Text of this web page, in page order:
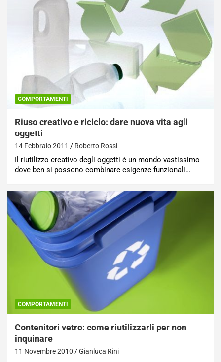
COMPORTAMENTI
Riuso creativo e riciclo: dare nuova vita agli
oggetti
14 Febbraio 2011 Roberto Rossi
Il riutilizzo creativo degli oggetti è un mondo vastissimo
dove ben si possono combinare esigenze funzionali…
COMPORTAMENTI
Contenitori vetro: come riutilizzarli per non
inquinare
11 Novembre 2010 Gianluca Rini